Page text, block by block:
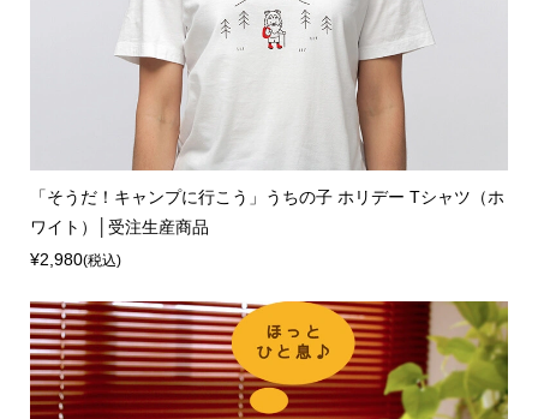
「そうだ！キャンプに行こう」うちの子 ホリデー Tシャツ（ホ
ワイト）│受注生産商品
¥2,980(税込)